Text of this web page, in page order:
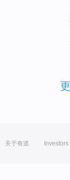
关于有道 Investors